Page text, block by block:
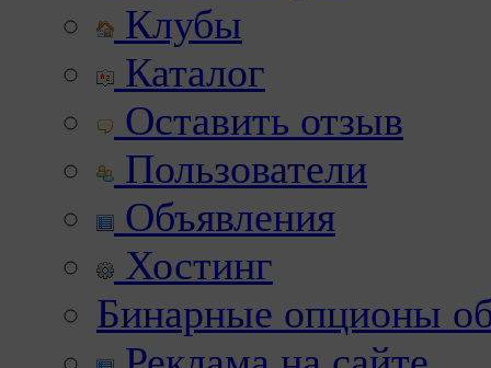
Клубы
Каталог
Оставить отзыв
Пользователи
Объявления
Хостинг
Бинарные опционы